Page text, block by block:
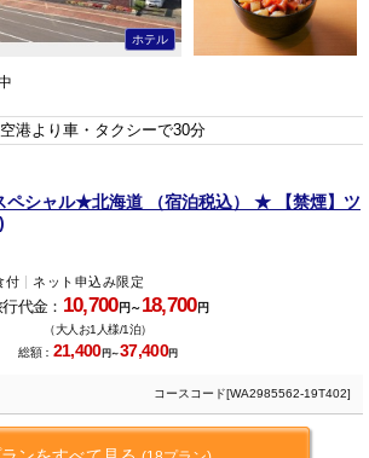
ホテル
港より車・タクシーで30分
ペシャル★北海道 （宿泊税込） ★ 【禁煙】ツ
付 ネット申込み限定
代金： 10,700円～18,700円
（大人お1人様/1泊）
総額： 21,400円～37,400円
コースコード[WA2985562-19T402]